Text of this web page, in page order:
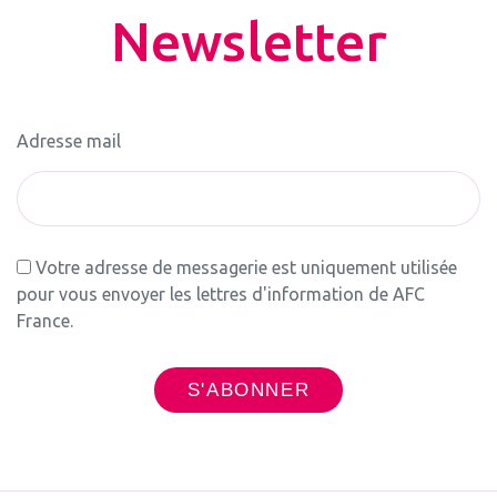
Newsletter
Adresse mail
Votre adresse de messagerie est uniquement utilisée
pour vous envoyer les lettres d'information de AFC
France.